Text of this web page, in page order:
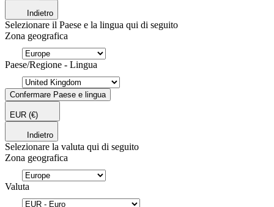
Indietro
Selezionare il Paese e la lingua qui di seguito
Zona geografica
Paese/Regione - Lingua
Confermare Paese e lingua
EUR (€)
Indietro
Selezionare la valuta qui di seguito
Zona geografica
Valuta